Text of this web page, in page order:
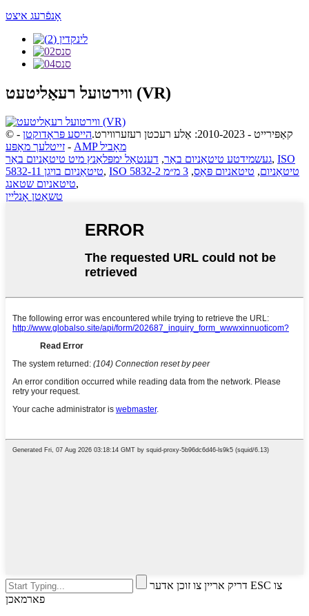
אָנפֿרעג איצט
ווירטועל רעאַליטעט (VR)
© קאַפּירייט - 2010-2023: אַלע רעכטן רעזערווירט. הייסע פּראָדוקטן -
זייטלעך מאַפּע -
AMP מאָביל
געשמידטע טיטאַניום באַר, דענטאַל ימפּלאַנץ מיט טיטאַניום באַר , ISO
5832-11 טיטאַניום בויגן, ISO 5832-2 טיטאַניום, טיטאניום פּאַס,
3 מ״מ
טיטאניום שטאנג,
טשאַטן אָנליין
דריק אריין צו זוכן אדער ESC צו
פארמאכן